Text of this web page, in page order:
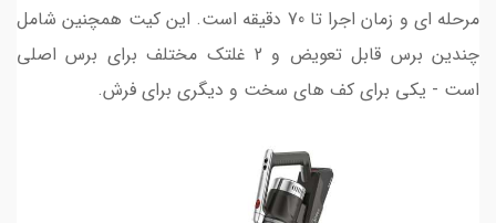
مرحله ای و زمان اجرا تا 70 دقیقه است. این کیت همچنین شامل
چندین برس قابل تعویض و 2 غلتک مختلف برای برس اصلی
است - یکی برای کف های سخت و دیگری برای فرش.